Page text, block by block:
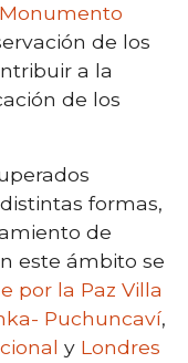
Monumento
de los
a la
de los
formas,
de
este ámbito se
por la Paz Villa
Puchuncaví,
y Londres